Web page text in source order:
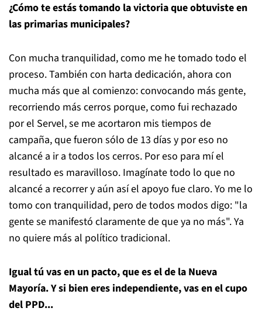
¿Cómo te estás tomando la victoria que obtuviste en
las primarias municipales?
Con mucha tranquilidad, como me he tomado todo el
proceso. También con harta dedicación, ahora con
mucha más que al comienzo: convocando más gente,
recorriendo más cerros porque, como fui rechazado
por el Servel, se me acortaron mis tiempos de
campaña, que fueron sólo de 13 días y por eso no
alcancé a ir a todos los cerros. Por eso para mí el
resultado es maravilloso. Imagínate todo lo que no
alcancé a recorrer y aún así el apoyo fue claro. Yo me lo
tomo con tranquilidad, pero de todos modos digo: "la
gente se manifestó claramente de que ya no más". Ya
no quiere más al político tradicional.
Igual tú vas en un pacto, que es el de la Nueva
Mayoría. Y si bien eres independiente, vas en el cupo
del PPD...